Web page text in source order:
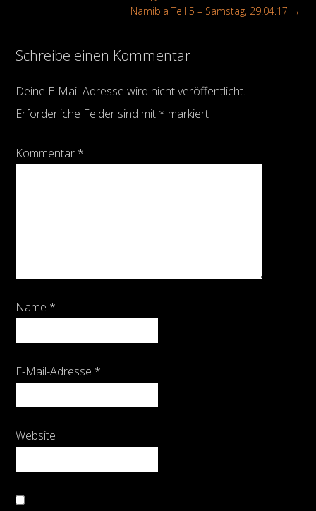
Namibia Teil 5 – Samstag, 29.04.17 →
Schreibe einen Kommentar
Deine E-Mail-Adresse wird nicht veröffentlicht.
Erforderliche Felder sind mit * markiert
Kommentar *
Name *
E-Mail-Adresse *
Website